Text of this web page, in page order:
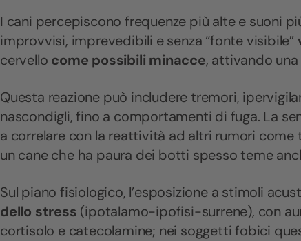
I cani percepiscono frequenze più alte e suoni
improvvisi, imprevedibili e senza “fonte visibile”
cervello come possibili minacce, attivando
Questa reazione può includere tremori,
nascondigli, fino a comportamenti di fuga. La
a correlare con la reattività ad altri rumori
un cane che ha paura dei botti spesso teme
Sul piano fisiologico, l’esposizione a stimoli
dello stress (ipotalamo-ipofisi-surrene), con
cortisolo e catecolamine; nei soggetti fobici